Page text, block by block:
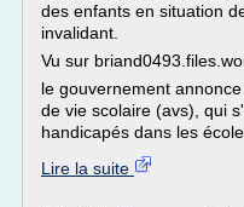
des enfants en situation
invalidant.
Vu sur
le gouvernement
de vie scolaire (avs), qui
handicapés dans les
Lire la suite